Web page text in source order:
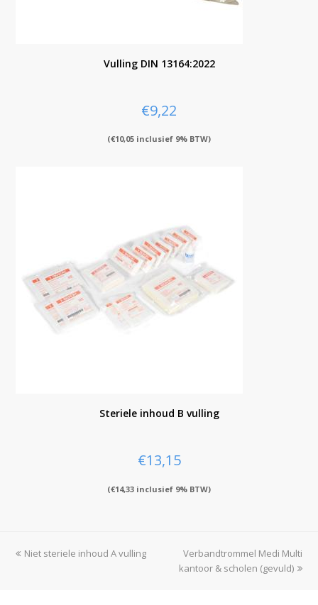
Vulling DIN 13164:2022
€9,22
(€10,05 inclusief 9% BTW)
Steriele inhoud B vulling
€13,15
(€14,33 inclusief 9% BTW)
previous
Niet steriele inhoud A vulling
next
post:
Verbandtrommel Medi Multi
kantoor & scholen (gevuld)